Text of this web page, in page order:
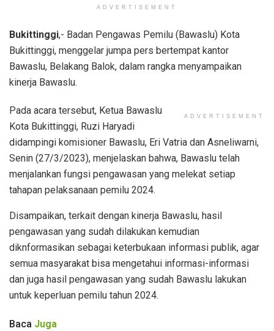
ADVERTISEMENT
Bukittinggi,- Badan Pengawas Pemilu (Bawaslu) Kota
Bukittinggi, menggelar jumpa pers bertempat kantor
Bawaslu, Belakang Balok, dalam rangka menyampaikan
kinerja Bawaslu.
ADVERTISEMENT
Pada acara tersebut, Ketua Bawaslu
Kota Bukittinggi, Ruzi Haryadi
didampingi komisioner Bawaslu, Eri Vatria dan Asneliwarni,
Senin (27/3/2023), menjelaskan bahwa, Bawaslu telah
menjalankan fungsi pengawasan yang melekat setiap
tahapan pelaksanaan pemilu 2024.
Disampaikan, terkait dengan kinerja Bawaslu, hasil
pengawasan yang sudah dilakukan kemudian
diknformasikan sebagai keterbukaan informasi publik, agar
semua masyarakat bisa mengetahui informasi-informasi
dan juga hasil pengawasan yang sudah Bawaslu lakukan
untuk keperluan pemilu tahun 2024.
Baca Juga